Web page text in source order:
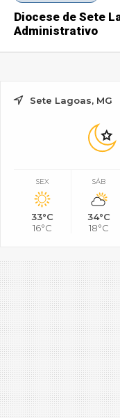
Diocese de Sete
Administrativo
Sete Lagoas, MG
SEX
33°C
16°C
SÁB
34°C
18°C